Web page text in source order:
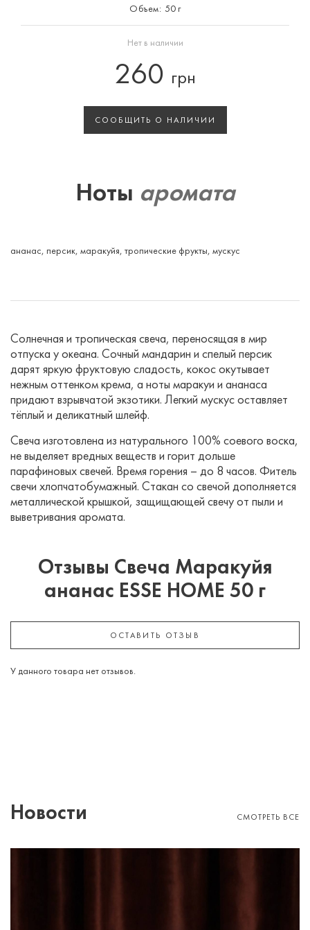
Объем: 50 г
Нет в наличии
260 грн
СООБЩИТЬ О НАЛИЧИИ
Ноты аромата
ананас, персик, маракуйя, тропические фрукты, мускус
Солнечная и тропическая свеча, переносящая в мир
отпуска у океана. Сочный мандарин и спелый персик
дарят яркую фруктовую сладость, кокос окутывает
нежным оттенком крема, а ноты маракуи и ананаса
придают взрывчатой экзотики. Легкий мускус оставляет
тёплый и деликатный шлейф.
Свеча изготовлена из натурального 100% соевого воска,
не выделяет вредных веществ и горит дольше
парафиновых свечей. Время горения – до 8 часов. Фитель
свечи хлопчатобумажный. Стакан со свечой дополняется
металлической крышкой, защищающей свечу от пыли и
выветривания аромата.
Отзывы Свеча Маракуйя
ананас ESSE HOME 50 г
ОСТАВИТЬ ОТЗЫВ
У данного товара нет отзывов.
Новости СМОТРЕТЬ ВСЕ